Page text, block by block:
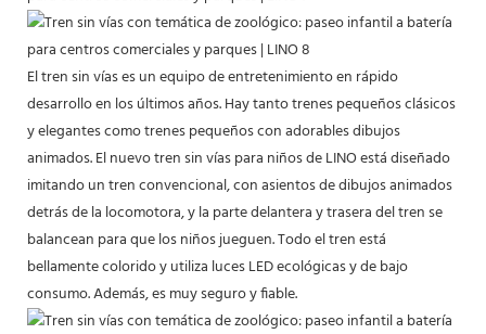
El tren sin vías es un equipo de entretenimiento en rápido
desarrollo en los últimos años. Hay tanto trenes pequeños clásicos
y elegantes como trenes pequeños con adorables dibujos
animados. El nuevo tren sin vías para niños de LINO está diseñado
imitando un tren convencional, con asientos de dibujos animados
detrás de la locomotora, y la parte delantera y trasera del tren se
balancean para que los niños jueguen. Todo el tren está
bellamente colorido y utiliza luces LED ecológicas y de bajo
consumo. Además, es muy seguro y fiable.